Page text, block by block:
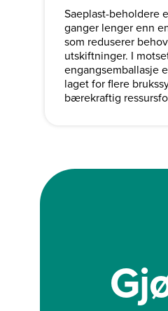
Saeplast-beholdere
ganger lenger enn
som reduserer
utskiftninger. I
engangsemballasje
laget for flere
bærekraftig